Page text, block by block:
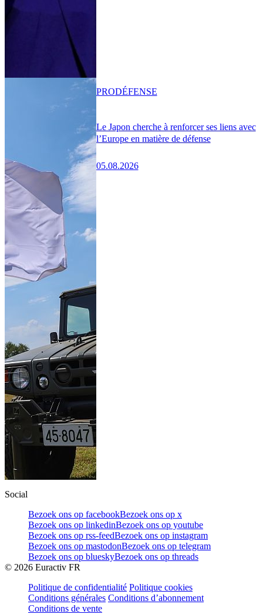
Le Japon cherche à renforcer ses liens avec
l’Europe en matière de défense
05.08.2026
PRODÉFENSE
Social
Bezoek ons op facebookBezoek ons op x
Bezoek ons op linkedinBezoek ons op youtube
Bezoek ons op rss-feedBezoek ons op instagram
Bezoek ons op mastodonBezoek ons op telegram
Bezoek ons op blueskyBezoek ons op threads
© 2026 Euractiv FR
Politique de confidentialité Politique cookies
Conditions générales Conditions d’abonnement
Conditions de vente